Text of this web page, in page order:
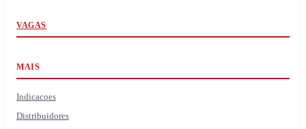
VAGAS
MAIS
Indicacoes
Distribuidores